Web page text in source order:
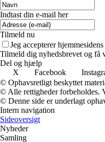
Indtast din e-mail her
Tilmeld nu
Jeg accepterer
Tilmeld dig nyhedsbrevet og få
Del og hjælp
X
Facebook
© Ophavsretligt beskyttet
© Alle rettigheder forbeholdes.
© Denne side er underlagt
Intern navigation
Sideoversigt
Nyheder
Samling